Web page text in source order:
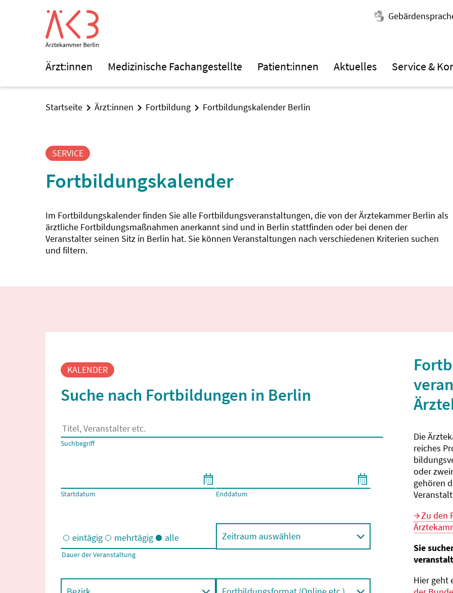
Ärzt:innen Medizinische Fachangestellte Patient:innen Aktuelles Service &
Startseite Ärzt:innen Fortbildung Fortbildungskalender Berlin
SERVICE
Fortbildungskalender
Im Fortbildungskalender finden Sie alle Fortbildungsveranstaltungen, die von der Ärztekammer Berlin als
ärztliche Fortbildungsmaßnahmen anerkannt sind und in Berlin stattfinden oder bei denen der
Veranstalter seinen Sitz in Berlin hat. Sie können Veranstaltungen nach verschiedenen Kriterien suchen
und filtern.
KALENDER
Suche nach Fortbildungen in Berlin
Es erscheinen Suchvorschläge, wenn mindestens 2 Zeichen eingegeben wurden.
Suchbegriff
Startdatum Enddatum
Eintägige und/oder mehrtägige Veranstaltungen
eintägig mehrtägig alle
Dauer der Veranstaltung
Zeitraum auswählen
Die
reiches
oder
gehören
Zu den
Sie
Hier geht